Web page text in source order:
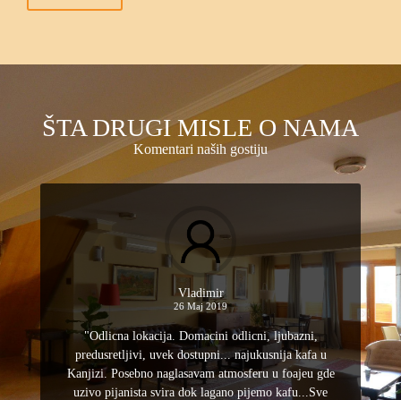
ŠTA DRUGI MISLE O NAMA
Komentari naših gostiju
Vladimir
26 Maj 2019
"Odlicna lokacija. Domacini odlicni, ljubazni,
predusretljivi, uvek dostupni... najukusnija kafa u
Kanjizi. Posebno naglasavam atmosferu u foajeu gde
uzivo pijanista svira dok lagano pijemo kafu...Sve